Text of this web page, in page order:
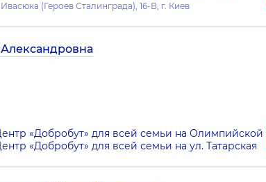
(Героев Сталинграда), 16-В, г. Киев
Александровна
«Добробут» для всей семьи на Олимпийской
«Добробут» для всей семьи на ул. Татарская